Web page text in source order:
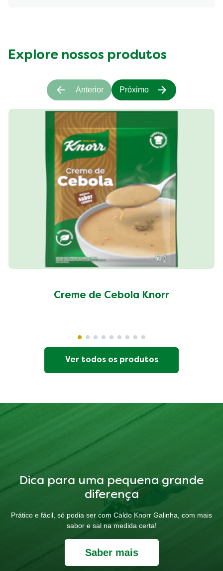
Explore nossos produtos
Creme de Cebola Knorr
Anterior Próximo
Ver todos os produtos
Dica para uma pequena grande
diferença
Prático e fácil, só podia ser com Caldo Knorr Galinha, com mais
sabor e sal na medida certa!
Saber mais